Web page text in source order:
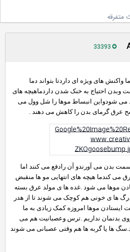
های ویژه ای داردتا بتواند دما
وبدن احتیاج به خنک شدن داردماهیچه های
شودواین انبساط موها را شل وول می
عرق گرمای بدن را کاهش می دهند .
بدن می آورندو آن رادفع می کنند اما
کندما هیچه های انتهایی مو ها منقبض
موها می شود .غده ها ی مولد عرق بسته
ها ی خونی هم کوچک می شوند تا از هدر
موها امروزه کمک زیادی به ما
بدنمان نداریم .ترس وعصبانیت هم می
ها یا گربه ها هم وقتی عصبانی می شوند